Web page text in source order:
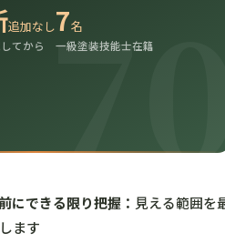
追加なし
てから
7名
一級塗装技能士在籍
にできる限り把握： 見える範囲を
ます